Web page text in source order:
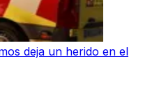
deja un herido en el